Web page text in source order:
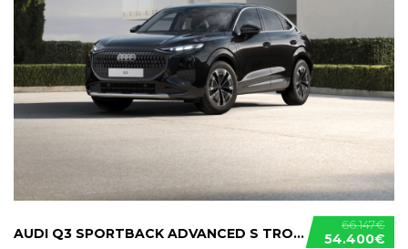
66.147€
54.400€
AUDI Q3 SPORTBACK ADVANCED S TRONIC E-HYBRID